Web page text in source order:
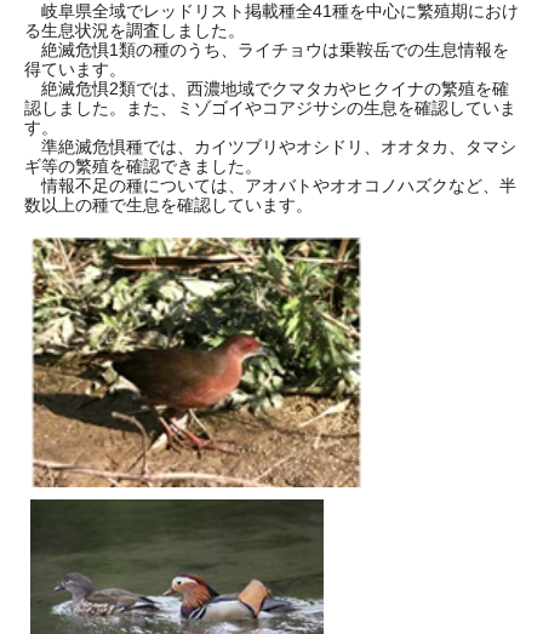
岐阜県全域でレッドリスト掲載種全41種を中心に繁殖期におけ
る生息状況を調査しました。
絶滅危惧1類の種のうち、ライチョウは乗鞍岳での生息情報を
得ています。
絶滅危惧2類では、西濃地域でクマタカやヒクイナの繁殖を確
認しました。また、ミゾゴイやコアジサシの生息を確認していま
す。
準絶滅危惧種では、カイツブリやオシドリ、オオタカ、タマシ
ギ等の繁殖を確認できました。
情報不足の種については、アオバトやオオコノハズクなど、半
数以上の種で生息を確認しています。